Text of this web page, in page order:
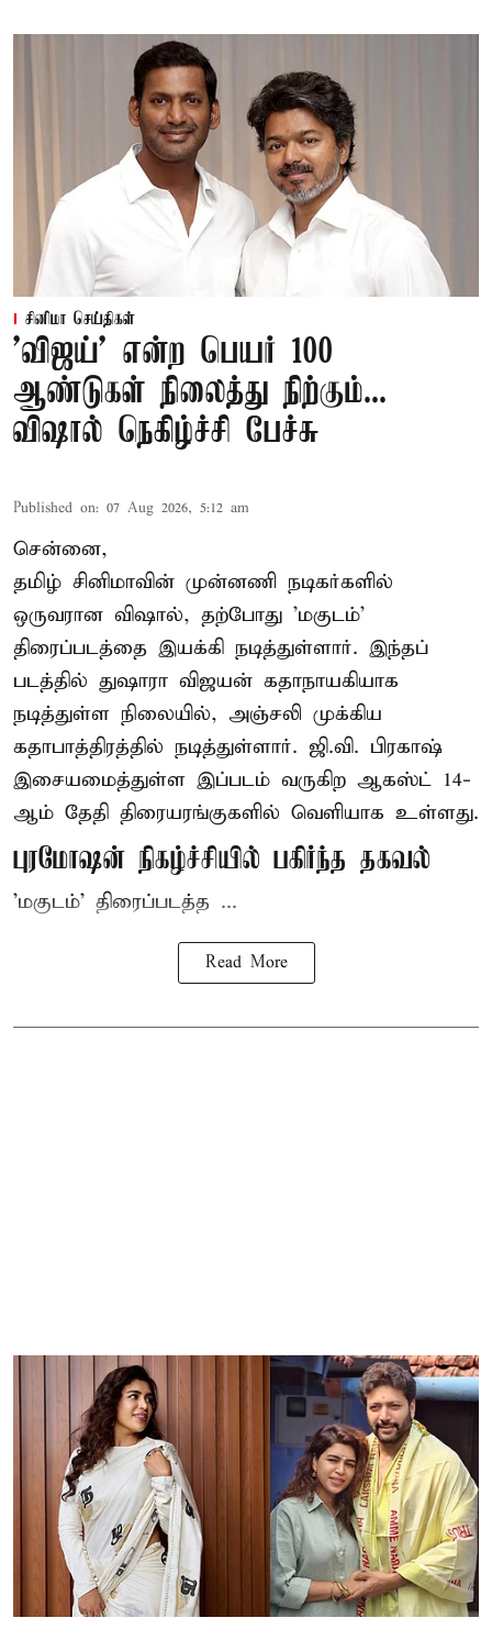
சினிமா செய்திகள்
'விஜய்' என்ற பெயர் 100
ஆண்டுகள் நிலைத்து நிற்கும்...
விஷால் நெகிழ்ச்சி பேச்சு
Published on: 07 Aug 2026, 5:12 am
சென்னை,
தமிழ் சினிமாவின் முன்னணி நடிகர்களில்
ஒருவரான விஷால், தற்போது 'மகுடம்'
திரைப்படத்தை இயக்கி நடித்துள்ளார். இந்தப்
படத்தில் துஷாரா விஜயன் கதாநாயகியாக
நடித்துள்ள நிலையில், அஞ்சலி முக்கிய
கதாபாத்திரத்தில் நடித்துள்ளார். ஜி.வி. பிரகாஷ்
இசையமைத்துள்ள இப்படம் வருகிற ஆகஸ்ட் 14-
ஆம் தேதி திரையரங்குகளில் வெளியாக உள்ளது.
புரமோஷன் நிகழ்ச்சியில் பகிர்ந்த தகவல்
'மகுடம்' திரைப்படத்த ...
Read More